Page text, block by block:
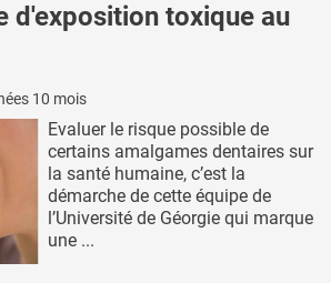
d'exposition toxique au
10 mois
Evaluer le risque possible de
certains amalgames dentaires sur
la santé humaine, c’est la
démarche de cette équipe de
l’Université de Géorgie qui marque
une ...